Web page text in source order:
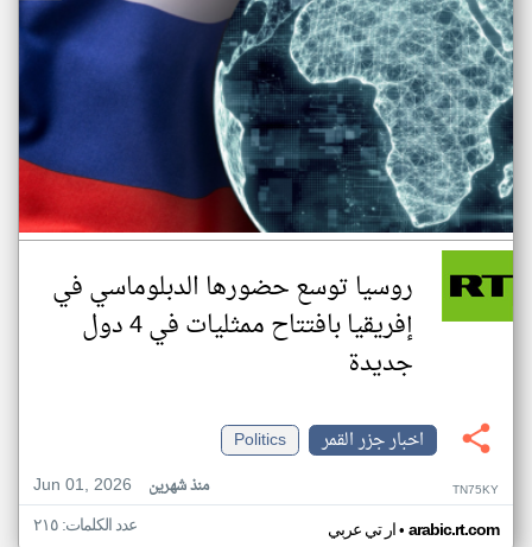
روسيا توسع حضورها الدبلوماسي في
إفريقيا بافتتاح ممثليات في 4 دول
جديدة
اخبار جزر القمر
Politics
Jun 01, 2026
منذ شهرين TN75KY
ار تي عربي• arabic.rt.com عدد الكلمات: ٢١٥